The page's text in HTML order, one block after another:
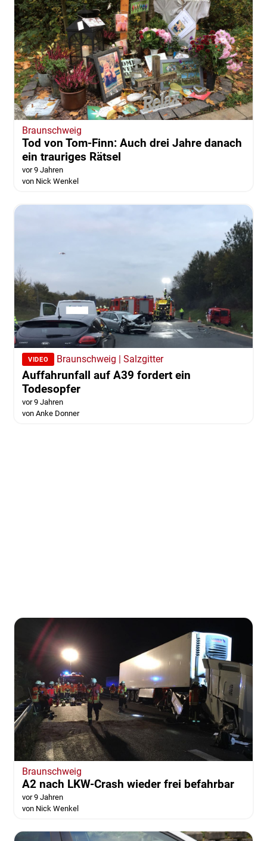
Braunschweig
Tod von Tom-Finn: Auch drei Jahre danach
ein trauriges Rätsel
vor 9 Jahren
von Nick Wenkel
VIDEO Braunschweig | Salzgitter
Auffahrunfall auf A39 fordert ein
Todesopfer
vor 9 Jahren
von Anke Donner
Braunschweig
A2 nach LKW-Crash wieder frei befahrbar
vor 9 Jahren
von Nick Wenkel